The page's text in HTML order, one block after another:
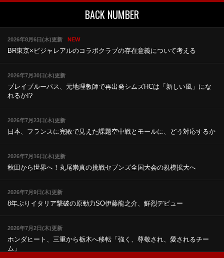
BACK NUMBER
2026年8月6日(木)更新 NEW
BR東京×ビジャレアルのコラボクラブの存在意義について考える
2026年7月30日(木)更新
ブレイブルーパス、元地理教師で再出発シムズHCは「新しい風」にな
れるか!?
2026年7月23日(木)更新
日本、フランスに完敗で見えた課題空中戦とモールに、どう対応するか
2026年7月16日(木)更新
秋田から世界へ！丸尾崇真の挑戦セブンズ全国大会の規模拡大へ
2026年7月9日(木)更新
8年ぶりイタリア撃破の原動力SO伊藤龍之介、鮮烈デビュー
2026年7月2日(木)更新
ホンダヒート、三重から栃木へ移転「強く、尊敬され、愛されるチー
ム」